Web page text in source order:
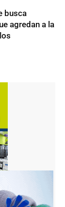
busca
agredan a la